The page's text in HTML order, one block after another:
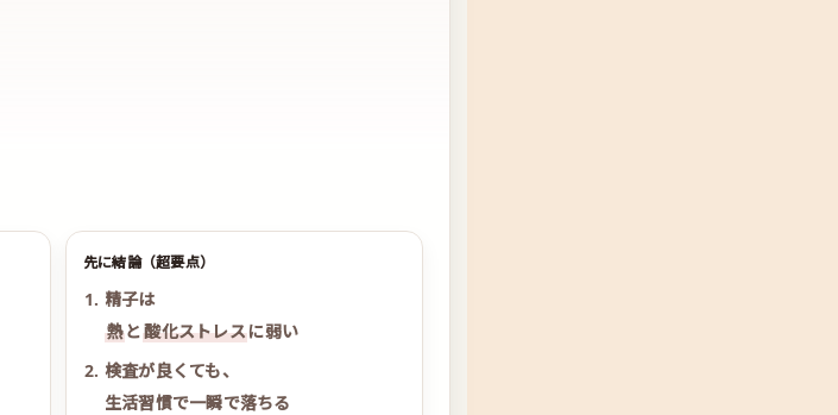
先に結論（超要点）
精子は
熱と酸化ストレスに弱い
検査が良くても、
生活習慣で一瞬で落ちる